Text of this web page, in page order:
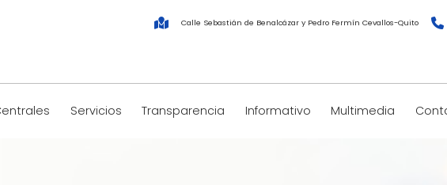
Calle Sebastián de Benalcázar y Pedro Fermín Cevallos-Quito
Servicios Transparencia Informativo Multimedia